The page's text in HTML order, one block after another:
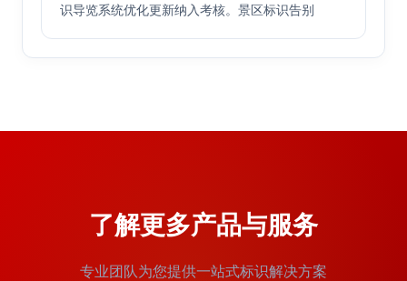
识导览系统优化更新纳入考核。景区标识告别
了解更多产品与服务
专业团队为您提供一站式标识解决方案